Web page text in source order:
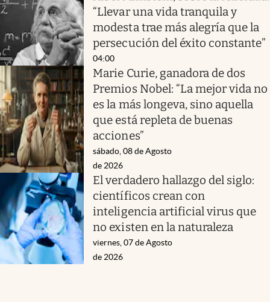
“Llevar una vida tranquila y
modesta trae más alegría que la
persecución del éxito constante”
04:00
Marie Curie, ganadora de dos
Premios Nobel: “La mejor vida no
es la más longeva, sino aquella
que está repleta de buenas
acciones”
sábado, 08 de Agosto
de 2026
El verdadero hallazgo del siglo:
científicos crean con
inteligencia artificial virus que
no existen en la naturaleza
viernes, 07 de Agosto
de 2026